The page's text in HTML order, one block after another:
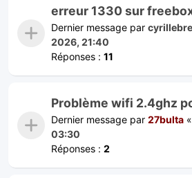
erreur 1330 sur
Dernier message par
2026, 21:40
Réponses : 11
Problème wifi 2.4ghz
Dernier message par 27bulta «
03:30
Réponses : 2